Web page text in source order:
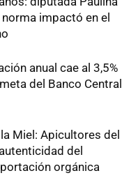
impactó en el
anual cae al 3,5%
del Banco Central
Miel: Apicultores del
del
orgánica